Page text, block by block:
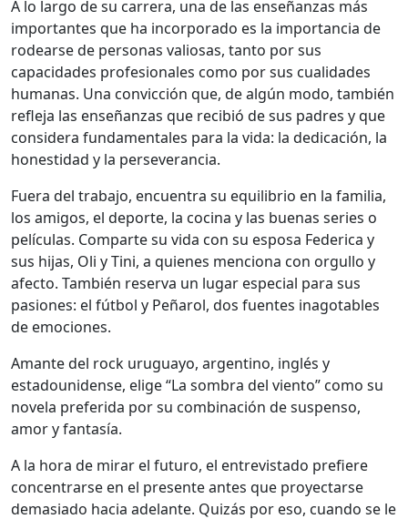
A lo largo de su carrera, una de las enseñanzas más
importantes que ha incorporado es la importancia de
rodearse de personas valiosas, tanto por sus
capacidades profesionales como por sus cualidades
humanas. Una convicción que, de algún modo, también
refleja las enseñanzas que recibió de sus padres y que
considera fundamentales para la vida: la dedicación, la
honestidad y la perseverancia.
Fuera del trabajo, encuentra su equilibrio en la familia,
los amigos, el deporte, la cocina y las buenas series o
películas. Comparte su vida con su esposa Federica y
sus hijas, Oli y Tini, a quienes menciona con orgullo y
afecto. También reserva un lugar especial para sus
pasiones: el fútbol y Peñarol, dos fuentes inagotables
de emociones.
Amante del rock uruguayo, argentino, inglés y
estadounidense, elige “La sombra del viento” como su
novela preferida por su combinación de suspenso,
amor y fantasía.
A la hora de mirar el futuro, el entrevistado prefiere
concentrarse en el presente antes que proyectarse
demasiado hacia adelante. Quizás por eso, cuando se le